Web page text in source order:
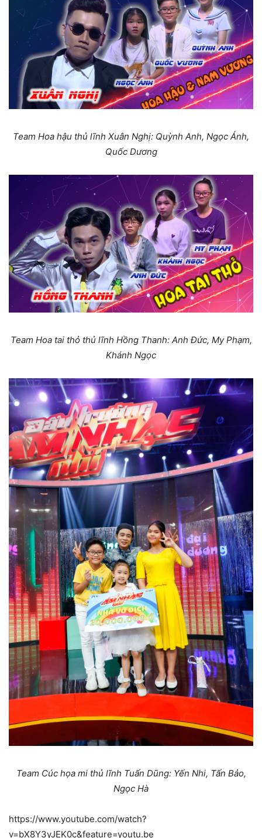
Team Hoa hậu thủ lĩnh Xuân Nghị: Quỳnh Anh, Ngọc Ánh,
Quốc Dương
Team Hoa tai thỏ thủ lĩnh Hồng Thanh: Anh Đức, My Phạm,
Khánh Ngọc
Team Cúc họa mi thủ lĩnh Tuấn Dũng: Yến Nhi, Tấn Bảo,
Ngọc Hà
https://www.youtube.com/watch?
v=bX8Y3yJEK0c&feature=youtu.be